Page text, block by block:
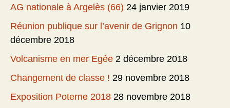
AG nationale à Argelès (66) 24 janvier 2019
Réunion publique sur l’avenir de Grignon 10
décembre 2018
Volcanisme en mer Egée 2 décembre 2018
Changement de classe ! 29 novembre 2018
Exposition Poterne 2018 28 novembre 2018